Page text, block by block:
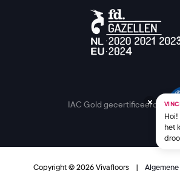
IAC Gold gecertificeerd
Copyright © 2026 Vivafloors |
Hoi!
het